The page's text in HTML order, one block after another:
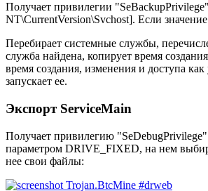
Получает привилегии
NT\CurrentVersion\Svchost]. Если
Перебирает системные службы,
служба найдена, копирует время
время создания, изменения и доступа
запускает ее.
Экспорт ServiceMain
Получает привилегию
параметром DRIVE_FIXED, на нем
нее свои файлы: